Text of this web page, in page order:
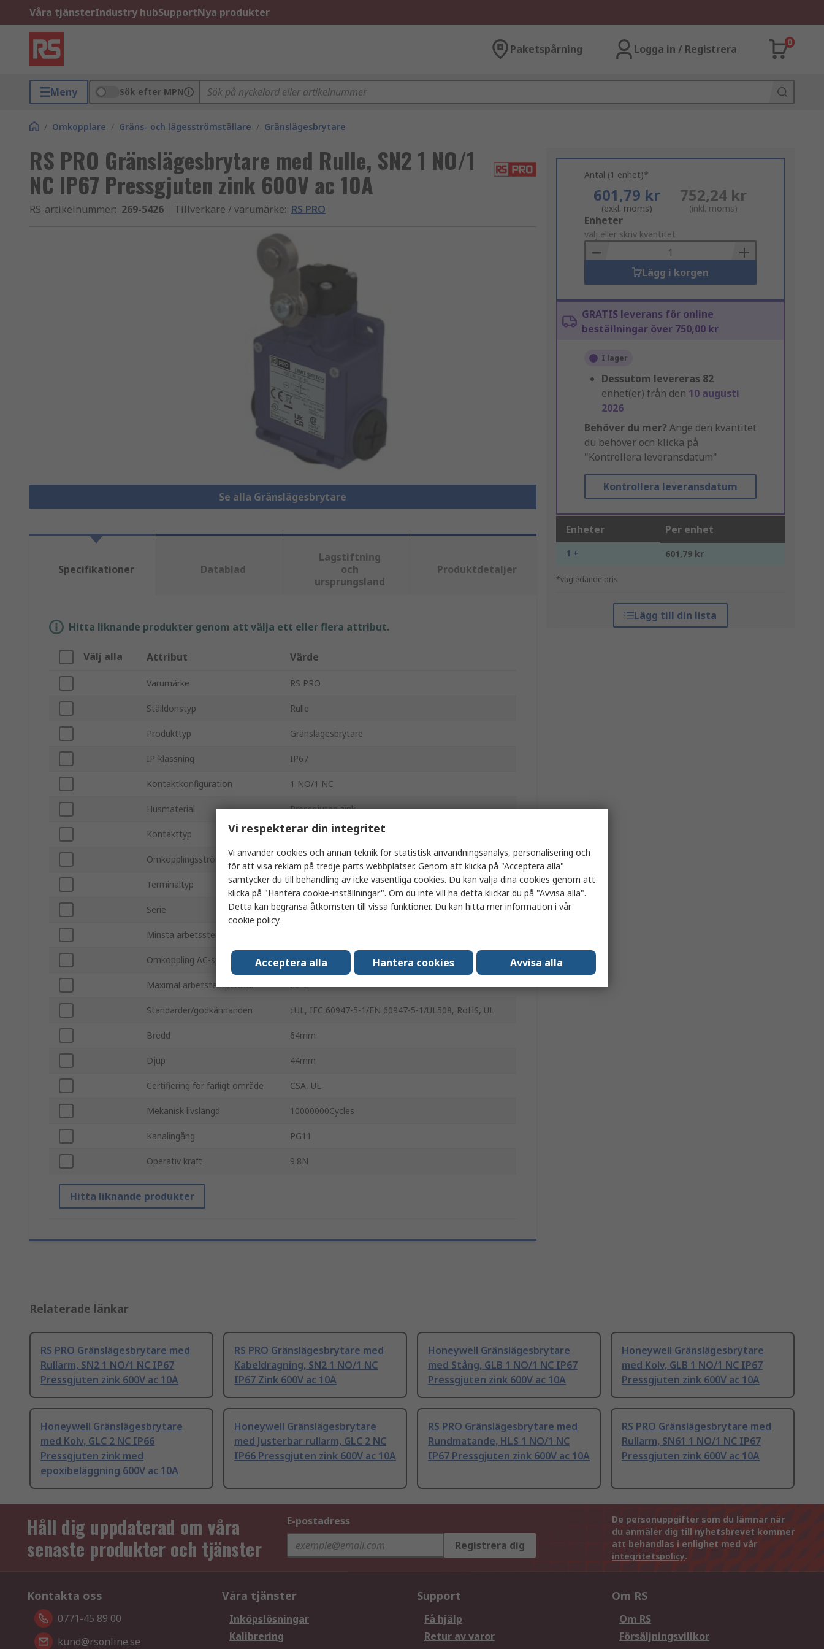
Våra tjänsterIndustry hubSupportNya produkter
Paketspårning Logga in / Registrera
0
Meny Sök efter MPN
/ Omkopplare / Gräns- och lägesströmställare / Gränslägesbrytare
RS PRO Gränslägesbrytare med Rulle, SN2 1 NO/1
NC IP67 Pressgjuten zink 600V ac 10A
RS-artikelnummer: 269-5426 Tillverkare / varumärke: RS PRO
Se alla Gränslägesbrytare
Antal (1 enhet)*
601,79 kr
(exkl. moms)
752,24 kr
(inkl. moms)
Add
to
Basket
Enheter
välj eller skriv kvantitet
Lägg i korgen
GRATIS leverans för online
beställningar över 750,00 kr
I lager
Dessutom levereras 82
enhet(er) från den 10 augusti
2026
Behöver du mer? Ange den kvantitet
du behöver och klicka på
"Kontrollera leveransdatum"
Kontrollera leveransdatum
Enheter Per enhet
1 + 601,79 kr
*vägledande pris
Lägg till din lista
Specifikationer Datablad
Lagstiftning
och
ursprungsland
Produktdetaljer
Hitta liknande produkter genom att välja ett eller flera attribut.
Välj alla Attribut Värde
Varumärke RS PRO
Ställdonstyp Rulle
Produkttyp Gränslägesbrytare
IP-klassning IP67
Kontaktkonfiguration 1 NO/1 NC
Husmaterial Pressgjuten zink
Kontakttyp Snäppaktion
Omkopplingsström 10A
Terminaltyp Skruv
Serie SN2
Minsta arbetsstemperatur
Omkoppling AC-spänning 600V ac
Maximal arbetstemperatur 80°C
Standarder/godkännanden cUL, IEC 60947-5-1/EN 60947-5-1/UL508, RoHS, UL
Bredd 64mm
Djup 44mm
Certifiering för farligt område CSA, UL
Mekanisk livslängd 10000000Cycles
Kanalingång PG11
Operativ kraft 9.8N
Hitta liknande produkter
Relaterade länkar
RS PRO Gränslägesbrytare med
Rullarm, SN2 1 NO/1 NC IP67
Pressgjuten zink 600V ac 10A
RS PRO Gränslägesbrytare med
Kabeldragning, SN2 1 NO/1 NC
IP67 Zink 600V ac 10A
Honeywell Gränslägesbrytare
med Stång, GLB 1 NO/1 NC IP67
Pressgjuten zink 600V ac 10A
Honeywell Gränslägesbrytare
med Kolv, GLB 1 NO/1 NC IP67
Pressgjuten zink 600V ac 10A
Honeywell Gränslägesbrytare
med Kolv, GLC 2 NC IP66
Pressgjuten zink med
epoxibeläggning 600V ac 10A
Honeywell Gränslägesbrytare
med Justerbar rullarm, GLC 2 NC
IP66 Pressgjuten zink 600V ac 10A
RS PRO Gränslägesbrytare med
Rundmatande, HLS 1 NO/1 NC
IP67 Pressgjuten zink 600V ac 10A
RS PRO Gränslägesbrytare med
Rullarm, SN61 1 NO/1 NC IP67
Pressgjuten zink 600V ac 10A
Håll dig uppdaterad om våra
senaste produkter och tjänster
E-postadress
Registrera dig
De personuppgifter som du lämnar när
du anmäler dig till nyhetsbrevet kommer
att behandlas i enlighet med vår
integritetspolicy.
Kontakta oss
0771-45 89 00
kund@rsonline.se
Våra tjänster
Inköpslösningar
Kalibrering
Support
Få hjälp
Retur av varor
Om RS
Om RS
Försäljningsvillkor
Vi respekterar din integritet
Vi använder cookies och annan teknik för statistisk användningsanalys, personalisering och
för att visa reklam på tredje parts webbplatser. Genom att klicka på "Acceptera alla"
samtycker du till behandling av icke väsentliga cookies. Du kan välja dina cookies genom att
klicka på "Hantera cookie-inställningar". Om du inte vill ha detta klickar du på "Avvisa alla".
Detta kan begränsa åtkomsten till vissa funktioner. Du kan hitta mer information i vår
cookie policy.
Acceptera alla Hantera cookies Avvisa alla